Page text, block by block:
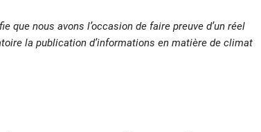
nous avons l’occasion de faire preuve d’un réel
la publication d’informations en matière de climat